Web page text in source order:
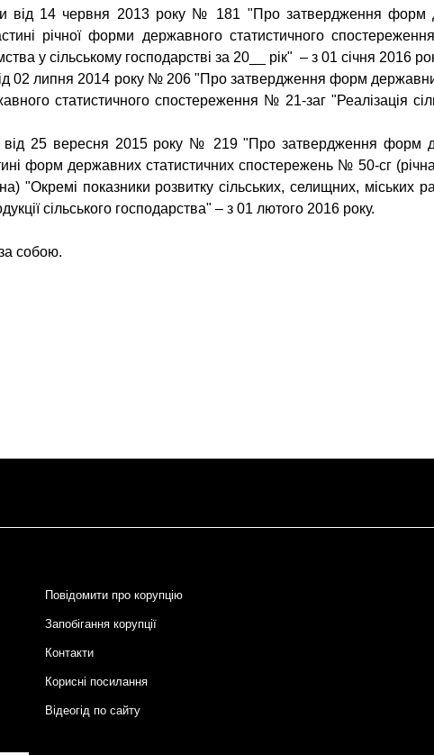
від 14 червня 2013 року № 181 "Про затвердження форм
річної форми державного статистичного
у сільському господарстві за 20__ рік" – з 01 січня 2016
02 липня 2014 року № 206 "Про затвердження форм
статистичного спостереження № 21-заг "Реалізація
від 25 вересня 2015 року № 219 "Про затвердження форм
форм державних статистичних спостережень № 50-сг
"Окремі показники розвитку сільських, селищних, міських
сільського господарства" – з 01 лютого 2016 року.
собою.
Повідомити про корупцію
Запобігання корупції
Контакти
Корисні посилання
Відеогід по сайту